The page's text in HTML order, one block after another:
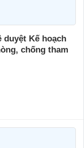
duyệt Kế hoạch
chống tham